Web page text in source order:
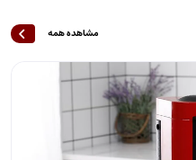
مشاهده همه